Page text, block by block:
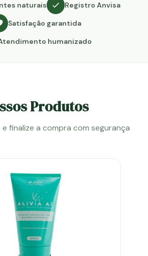
naturais
Registro Anvisa
Satisfação garantida
humanizado
Produtos
e finalize a compra com segurança